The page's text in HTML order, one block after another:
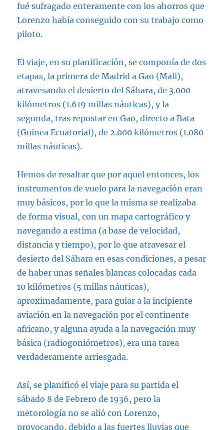
fué sufragado enteramente con los ahorros que
Lorenzo había conseguido con su trabajo como
piloto.
El viaje, en su planificación, se componía de dos
etapas, la primera de Madrid a Gao (Mali),
atravesando el desierto del Sáhara, de 3.000
kilómetros (1.619 millas náuticas), y la
segunda, tras repostar en Gao, directo a Bata
(Guinea Ecuatorial), de 2.000 kilómetros (1.080
millas náuticas).
Hemos de resaltar que por aquel entonces, los
instrumentos de vuelo para la navegación eran
muy básicos, por lo que la misma se realizaba
de forma visual, con un mapa cartográfico y
navegando a estima (a base de velocidad,
distancia y tiempo), por lo que atravesar el
desierto del Sáhara en esas condiciones, a pesar
de haber unas señales blancas colocadas cada
10 kilómetros (5 millas náuticas),
aproximadamente, para guiar a la incipiente
aviación en la navegación por el continente
africano, y alguna ayuda a la navegación muy
básica (radiogoniómetros), era una tarea
verdaderamente arriesgada.
Así, se planificó el viaje para su partida el
sábado 8 de Febrero de 1936, pero la
metorología no se alió con Lorenzo,
provocando, debido a las fuertes lluvias que